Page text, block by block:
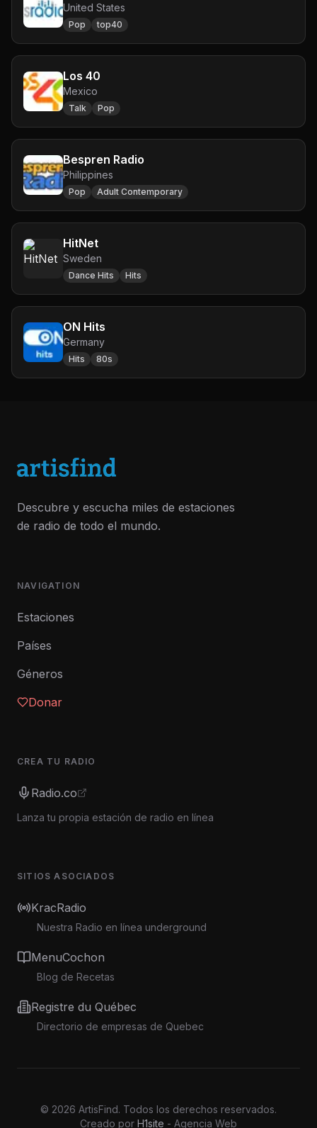
United States
Pop top40
Los 40
Mexico
Talk Pop
Bespren Radio
Philippines
Pop Adult Contemporary
HitNet
Sweden
Dance Hits Hits
ON Hits
Germany
Hits 80s
Descubre y escucha miles de estaciones
de radio de todo el mundo.
NAVIGATION
Estaciones
Países
Géneros
Donar
CREA TU RADIO
Radio.co
Lanza tu propia estación de radio en línea
SITIOS ASOCIADOS
KracRadio
Nuestra Radio en línea underground
MenuCochon
Blog de Recetas
Registre du Québec
Directorio de empresas de Quebec
© 2026 ArtisFind. Todos los derechos reservados.
Creado por H1site - Agencia Web